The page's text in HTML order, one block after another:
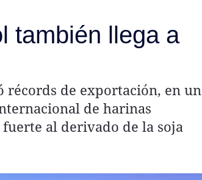
también llega a
récords de exportación, en un
de harinas
al derivado de la soja